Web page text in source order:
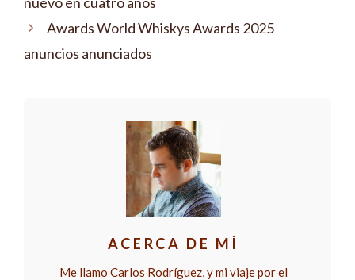
Awards World Whiskys Awards 2025
anuncios anunciados
ACERCA DE MÍ
Me llamo Carlos Rodríguez, y mi viaje por el